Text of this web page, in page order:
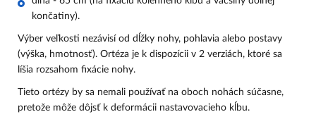
končatiny).
Výber veľkosti nezávisí od dĺžky nohy, pohlavia alebo postavy
(výška, hmotnosť). Ortéza je k dispozícii v 2 verziách, ktoré sa
líšia rozsahom fixácie nohy.
Tieto ortézy by sa nemali používať na oboch nohách súčasne,
pretože môže dôjsť k deformácii nastavovacieho kĺbu.